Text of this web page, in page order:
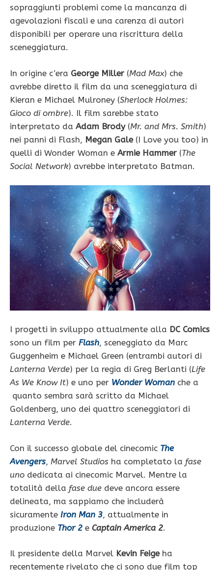
sopraggiunti problemi come la mancanza di
agevolazioni fiscali e una carenza di autori
disponibili per operare una riscrittura della
sceneggiatura.
In origine c’era George Miller (Mad Max) che
avrebbe diretto il film da una sceneggiatura di
Kieran e Michael Mulroney (Sherlock Holmes:
Gioco di ombre). Il film sarebbe stato
interpretato da Adam Brody(Mr. and Mrs. Smith)
nei panni di Flash, Megan Gale(I Love you too) in
quelli di Wonder Woman e Armie Hammer (The
Social Network) avrebbe interpretato Batman.
I progetti in sviluppo attualmente alla DC Comics
sono un film per Flash, sceneggiato da Marc
Guggenheim e Michael Green (entrambi autori di
Lanterna Verde) per la regia di Greg Berlanti (Life
As We Know It) e uno per Wonder Woman che a
quanto sembra sarà scritto da Michael
Goldenberg, uno dei quattro sceneggiatori di
Lanterna Verde.
Con il successo globale del cinecomic The
Avengers, Marvel Studios ha completato la fase
uno dedicata ai cinecomic Marvel. Mentre la
totalità della fase due deve ancora essere
delineata, ma sappiamo che includerà
sicuramente Iron Man 3, attualmente in
produzione Thor 2 e Captain America 2.
Il presidente della Marvel Kevin Feigeha
recentemente rivelato che ci sono due film top